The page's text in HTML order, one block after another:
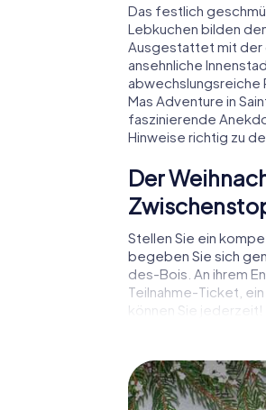
Das festlich
Lebkuchen bilden
Ausgestattet mit der
ansehnliche
abwechslungsreiche
Mas Adventure in
faszinierende
Hinweise richtig zu
Der
Stellen Sie ein
begeben Sie sich
des-Bois. An ihrem
Teilnahme-Ticket,
können Sie jederzeit!
von Sainte-
hier ruhig einen
irgendwo in Sainte-